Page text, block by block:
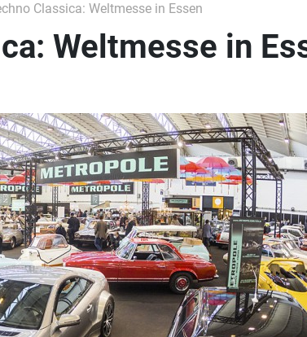
Classica: Weltmesse in Essen
Weltmesse in